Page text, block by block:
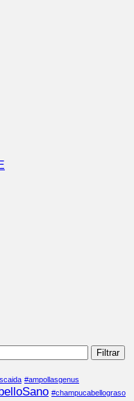
Filtrar
#ampollasgenus
#champucabellograso